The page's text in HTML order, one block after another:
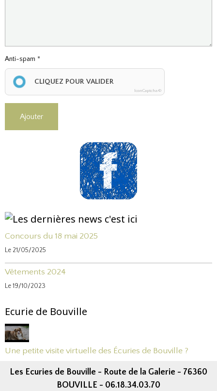
Anti-spam
CLIQUEZ POUR VALIDER
IconCaptcha ©
Ajouter
Concours du 18 mai 2025
Le 21/05/2025
Vêtements 2024
Le 19/10/2023
Ecurie de Bouville
Une petite visite virtuelle des Écuries de Bouville ?
Les Ecuries de Bouville - Route de la Galerie - 76360
BOUVILLE - 06.18.34.03.70